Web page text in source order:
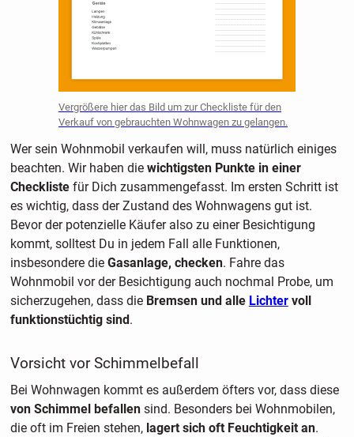
Vergrößere hier das Bild um zur Checkliste für den
Verkauf von gebrauchten Wohnwagen zu gelangen.
Wer sein Wohnmobil verkaufen will, muss natürlich einiges
beachten. Wir haben diewichtigsten Punkte in einer
Checklistefür Dich zusammengefasst. Im ersten Schritt ist
es wichtig, dass der Zustand des Wohnwagens gut ist.
Bevor der potenzielle Käufer also zu einer Besichtigung
kommt, solltest Du in jedem Fall alle Funktionen,
insbesondere die Gasanlage, checken. Fahre das
Wohnmobil vor der Besichtigung auch nochmal Probe, um
sicherzugehen, dass die Bremsen und alle Lichtervoll
funktionstüchtig sind.
Vorsicht vor Schimmelbefall
Bei Wohnwagen kommt es außerdem öfters vor, dass diese
von Schimmel befallen sind. Besonders bei Wohnmobilen,
die oft im Freien stehen, lagert sich oft Feuchtigkeit an.